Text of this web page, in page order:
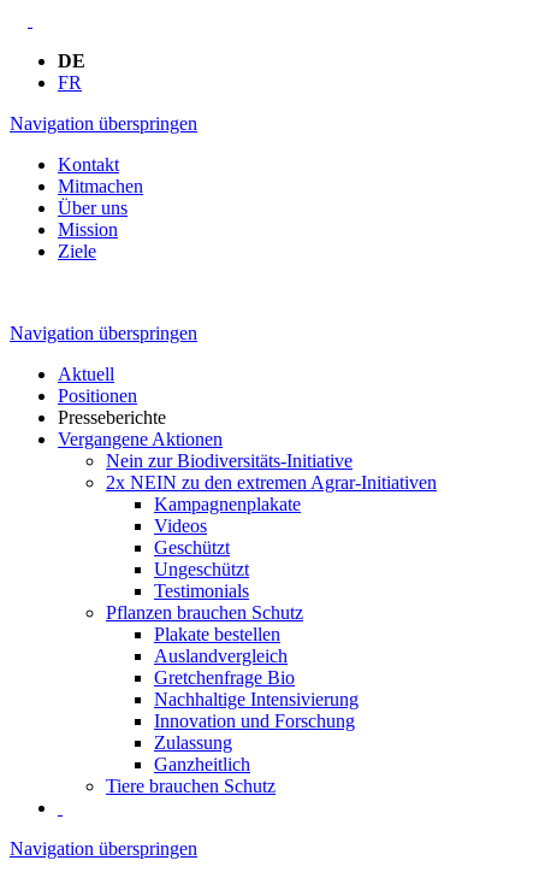
DE
FR
Navigation überspringen
Kontakt
Mitmachen
Über uns
Mission
Ziele
Navigation überspringen
Aktuell
Positionen
Presseberichte
Vergangene Aktionen
Nein zur Biodiversitäts-Initiative
2x NEIN zu den extremen Agrar-Initiativen
Kampagnenplakate
Videos
Geschützt
Ungeschützt
Testimonials
Pflanzen brauchen Schutz
Plakate bestellen
Auslandvergleich
Gretchenfrage Bio
Nachhaltige Intensivierung
Innovation und Forschung
Zulassung
Ganzheitlich
Tiere brauchen Schutz
Navigation überspringen